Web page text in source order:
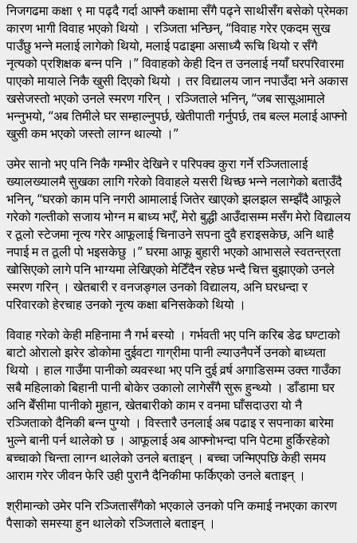
निजगढमा कक्षा ९ मा पढ्दै गर्दा आफ्नै कक्षामा सँगै पढ्ने साथीसँग बसेको प्रेमका
कारण भागी विवाह भएको थियो । रञ्जिता भन्छिन्, “विवाह गरेर एकदम सुख
पाउँछु भन्ने मलाई लागेको थियो, मलाई पढाइमा असाध्यै रूचि थियो र सँगै
नृत्यको प्रशिक्षक बन्न पनि ।” विवाहको केही दिन त उनलाई नयाँ घरपरिवारमा
पाएको मायाले निकै खुसी दिएको थियो । तर विद्यालय जान नपाउँदा भने अकास
खसेजस्तो भएको उनले स्मरण गरिन् । रञ्जिताले भनिन्, “जब सासूआमाले
भन्नुभयो, “अब तिमीले घर सम्हाल्नुपर्छ, खेतीपाती गर्नुपर्छ, तब बल्ल मलाई आफ्नो
खुसी कम भएको जस्तो लाग्न थाल्यो ।”
उमेर सानो भए पनि निकै गम्भीर देखिने र परिपक्व कुरा गर्ने रञ्जितालाई
ख्यालख्यालमै सुखका लागि गरेको विवाहले यसरी थिच्छ भन्ने नलागेको बताउँदै
भनिन्, “घरको काम पनि नगरी आमालाई जितेर खाएको झलझल सम्झँदै आफूले
गरेको गल्तीको सजाय भोग्न म बाध्य भएँ, मेरो बुद्धी आउँदासम्म मसँग मेरो विद्यालय
र ठूलो स्टेजमा नृत्य गरेर आफूलाई चिनाउने सपना दुवै हराइसकेछ, अनि थाहै
नपाई म त ठूली पो भइसकेछु ।” घरमा आफू बुहारी भएको आभासले स्वतन्त्रता
खोसिएको लागे पनि भाग्यमा लेखिएको मेटिँदैन रहेछ भन्दै चित्त बुझाएको उनले
स्मरण गरिन् । खेतबारी र वनजङ्गल उनको विद्यालय, अनि घरधन्दा र
परिवारको हेरचाह उनको नृत्य कक्षा बनिसकेको थियो ।
विवाह गरेको केही महिनामा नै गर्भ बस्यो । गर्भवती भए पनि करिब डेढ घण्टाको
बाटो ओरालो झरेर डोकोमा दुईवटा गाग्रीमा पानी ल्याउनैपर्ने उनको बाध्यता
थियो । हाल गाउँमा पानीको व्यवस्था भए पनि दुई वर्र्ष अगाडिसम्म उक्त गाउँका
सबै महिलाको बिहानी पानी बोकेर उकालो लागेसँगै सुरू हुन्थ्यो । डाँडामा घर
अनि बेँसीमा पानीको मुहान, खेतबारीको काम र वनमा घाँसदाउरा यो नै
रञ्जिताको दैनिकी बन्न पुग्यो । विस्तारै उनलाई अब पढाइ र सपनाका बारेमा
भुल्ने बानी पर्न थालेको छ । आफूलाई अब आफ्नोभन्दा पनि पेटमा हुर्किरहेको
बच्चाको चिन्ता लाग्न थालेको उनले बताइन् । बच्चा जन्मिएपछि केही समय
आराम गरेर जीवन फेरि उही पुरानै दैनिकीमा फर्किएको उनले बताइन् ।
श्रीमान्को उमेर पनि रञ्जितासँगैको भएकाले उनको पनि कमाई नभएका कारण
पैसाको समस्या हुन थालेको रञ्जिताले बताइन् ।